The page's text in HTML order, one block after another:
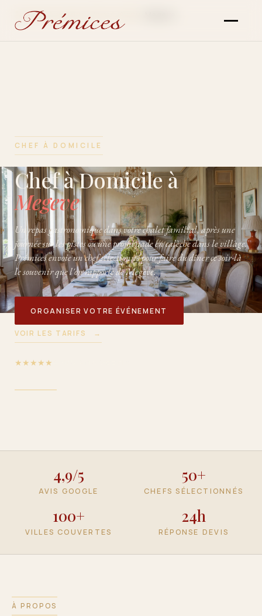
63BIS RUE DE SÈVRES · 92100 BOULOGNE-BILLANCOURT
+33 6 42 54 50 52 · TOM@PREMICES.CLUB
Accueil› Auvergne-Rhone-Alpes
CHEF À DOMICILE
Chef à Domicile à
Megeve
Un repas gastronomique dans votre chalet familial, après une
journée sur les pistes ou une promenade en calèche dans le village.
Prémices envoie un chef sélectionné pour faire du dîner ce soir-là
le souvenir que l'on rapporte de Megève.
ORGANISER VOTRE ÉVÉNEMENT
VOIR LES TARIFS →
★★★★★
4,9/5
AVIS GOOGLE
50+
CHEFS SÉLECTIONNÉS
100+
VILLES COUVERTES
24h
RÉPONSE DEVIS
À PROPOS